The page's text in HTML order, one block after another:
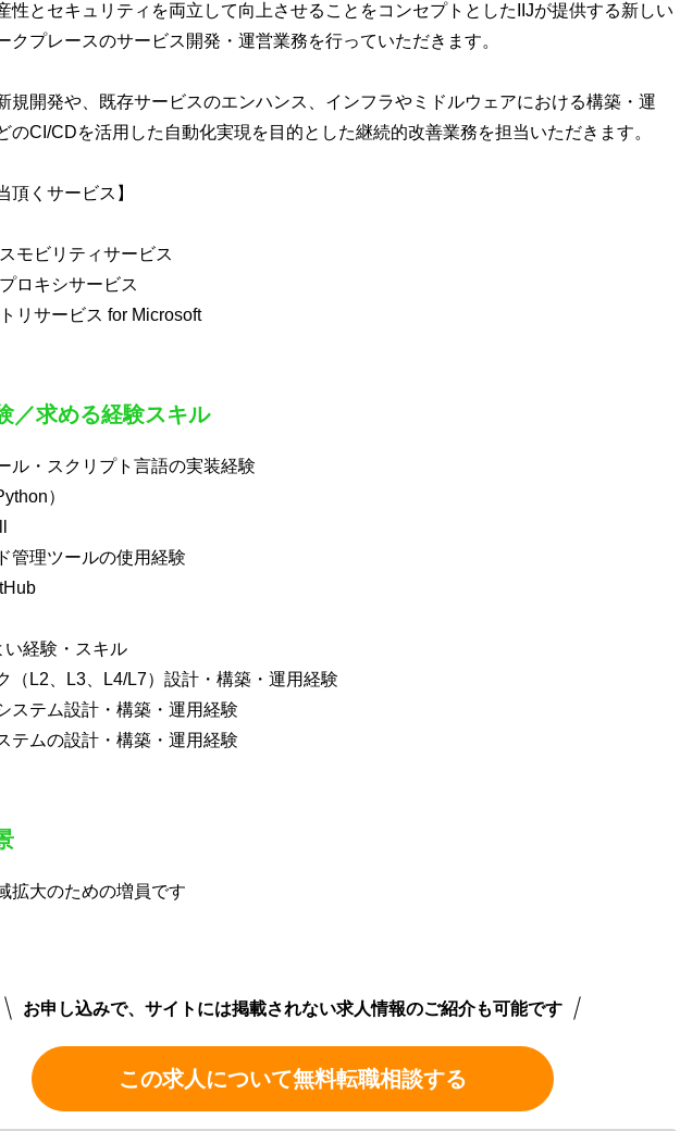
性とセキュリティを両立して向上させることをコンセプトとしたIIJが提供する新しい
クプレースのサービス開発・運営業務を行っていただきます。
規開発や、既存サービスのエンハンス、インフラやミドルウェアにおける構築・運
のCI/CDを活用した自動化実現を目的とした継続的改善業務を担当いただきます。
頂くサービス】
モビリティサービス
ロキシサービス
トリサービス for Microsoft
／求める経験スキル
ル・スクリプト言語の実装経験
）
管理ツールの使用経験
い経験・スキル
（L2、L3、L4/L7）設計・構築・運用経験
ステム設計・構築・運用経験
テムの設計・構築・運用経験
拡大のための増員です
お申し込みで、サイトには掲載されない求人情報のご紹介も可能です
この求人について無料転職相談する